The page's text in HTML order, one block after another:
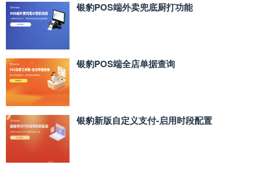
银豹POS端外卖兜底厨打功能
银豹POS端全店单据查询
银豹新版自定义支付‑启用时段配置